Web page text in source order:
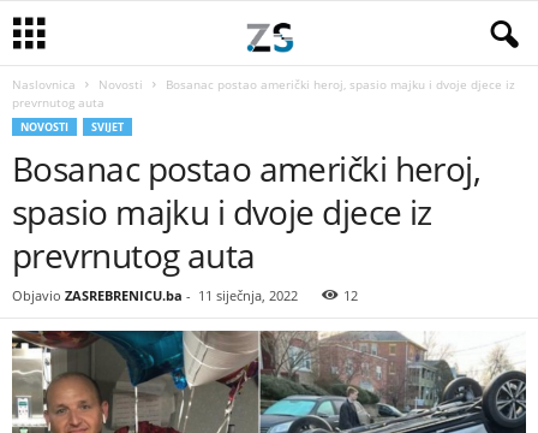
Naslovnica Novosti
Bosanac postao američki heroj, spasio majku i dvoje djece iz
prevrnutog auta
NOVOSTI SVIJET
Bosanac postao američki heroj,
spasio majku i dvoje djece iz
prevrnutog auta
Objavio ZASREBRENICU.ba - 11 siječnja, 2022 12